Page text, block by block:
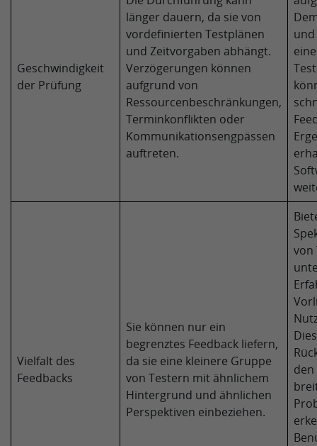
Geschwindigkeit
der Prüfung
länger dauern, da sie von
vordefinierten Testplänen
und Zeitvorgaben abhängt.
Verzögerungen können
aufgrund von
Ressourcenbeschränkungen,
Terminkonflikten oder
Kommunikationsengpässen
auftreten.
Vielfalt des
Feedbacks
Sie können nur ein
begrenztes Feedback liefern,
da sie eine kleinere Gruppe
von Testern mit ähnlichem
Hintergrund und ähnlichen
Perspektiven einbeziehen.
von